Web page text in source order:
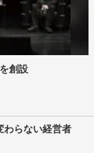
創設
わらない経営者